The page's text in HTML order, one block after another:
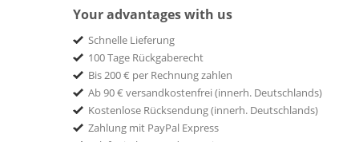
Schlager
Soul
Soundtracks & Musicals
Surf
Your advantages with us
Schnelle Lieferung
100 Tage Rückgaberecht
Bis 200 € per Rechnung zahlen
Ab 90 € versandkostenfrei (innerh. Deutschlands)
Kostenlose Rücksendung (innerh. Deutschlands)
Zahlung mit PayPal Express